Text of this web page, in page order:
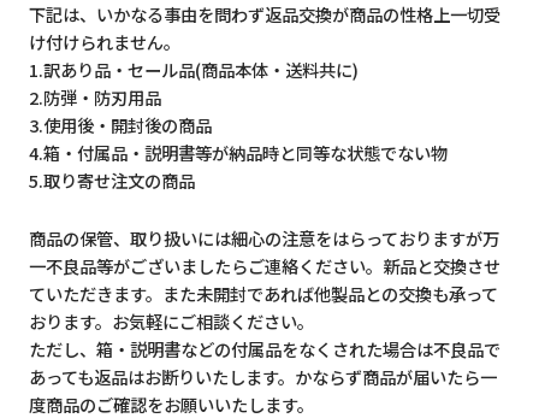
下記は、いかなる事由を問わず返品交換が商品の性格上一切受
け付けられません。
1.訳あり品・セール品(商品本体・送料共に)
2.防弾・防刃用品
3.使用後・開封後の商品
4.箱・付属品・説明書等が納品時と同等な状態でない物
5.取り寄せ注文の商品
商品の保管、取り扱いには細心の注意をはらっておりますが万
一不良品等がございましたらご連絡ください。新品と交換させ
ていただきます。また未開封であれば他製品との交換も承って
おります。お気軽にご相談ください。
ただし、箱・説明書などの付属品をなくされた場合は不良品で
あっても返品はお断りいたします。かならず商品が届いたら一
度商品のご確認をお願いいたします。